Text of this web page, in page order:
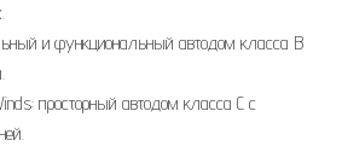
и функциональный автодом класса B
просторный автодом класса C с